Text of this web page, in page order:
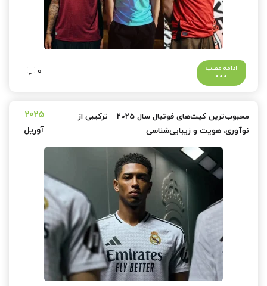
ادامه مطلب 0
محبوب‌ترین کیت‌های فوتبال سال 2025 – ترکیبی از
نوآوری، هویت و زیبایی‌شناسی
2025
آوریل